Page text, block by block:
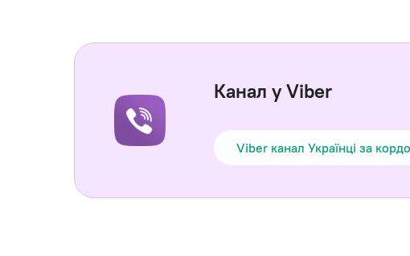
Канал у Viber
Viber канал Українці за